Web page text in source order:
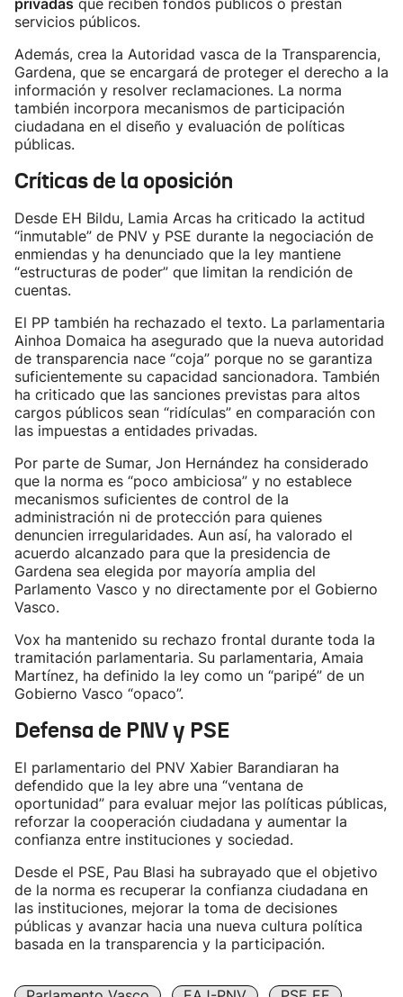
privadas que reciben fondos públicos o prestan
servicios públicos.
Además, crea la Autoridad vasca de la Transparencia,
Gardena, que se encargará de proteger el derecho a la
información y resolver reclamaciones. La norma
también incorpora mecanismos de participación
ciudadana en el diseño y evaluación de políticas
públicas.
Críticas de la oposición
Desde EH Bildu, Lamia Arcas ha criticado la actitud
“inmutable” de PNV y PSE durante la negociación de
enmiendas y ha denunciado que la ley mantiene
“estructuras de poder” que limitan la rendición de
cuentas.
El PP también ha rechazado el texto. La parlamentaria
Ainhoa Domaica ha asegurado que la nueva autoridad
de transparencia nace “coja” porque no se garantiza
suficientemente su capacidad sancionadora. También
ha criticado que las sanciones previstas para altos
cargos públicos sean “ridículas” en comparación con
las impuestas a entidades privadas.
Por parte de Sumar, Jon Hernández ha considerado
que la norma es “poco ambiciosa” y no establece
mecanismos suficientes de control de la
administración ni de protección para quienes
denuncien irregularidades. Aun así, ha valorado el
acuerdo alcanzado para que la presidencia de
Gardena sea elegida por mayoría amplia del
Parlamento Vasco y no directamente por el Gobierno
Vasco.
Vox ha mantenido su rechazo frontal durante toda la
tramitación parlamentaria. Su parlamentaria, Amaia
Martínez, ha definido la ley como un “paripé” de un
Gobierno Vasco “opaco”.
Defensa de PNV y PSE
El parlamentario del PNV Xabier Barandiaran ha
defendido que la ley abre una “ventana de
oportunidad” para evaluar mejor las políticas públicas,
reforzar la cooperación ciudadana y aumentar la
confianza entre instituciones y sociedad.
Desde el PSE, Pau Blasi ha subrayado que el objetivo
de la norma es recuperar la confianza ciudadana en
las instituciones, mejorar la toma de decisiones
públicas y avanzar hacia una nueva cultura política
basada en la transparencia y la participación.